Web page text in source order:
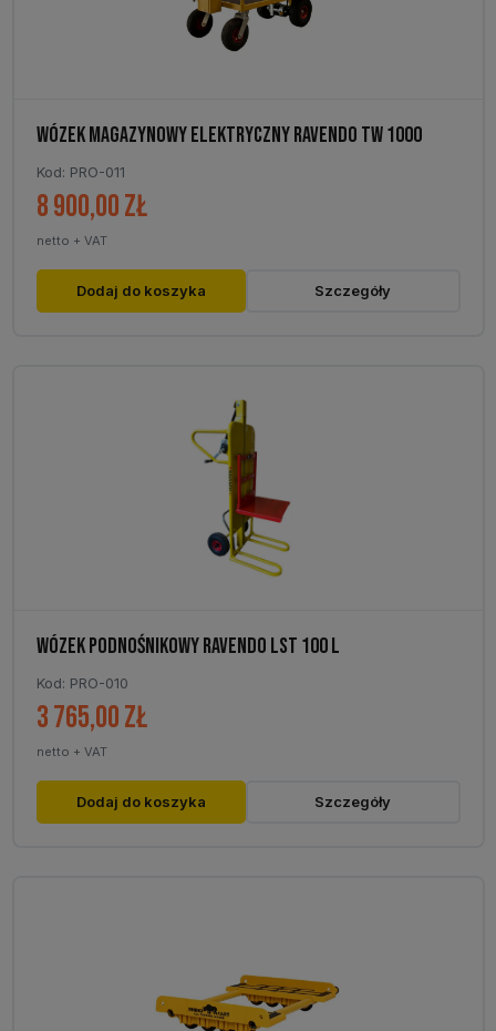
WÓZEK MAGAZYNOWY ELEKTRYCZNY RAVENDO TW 1000
Kod: PRO-011
8 900,00zł
netto + VAT
Dodaj do koszyka Szczegóły
WÓZEK PODNOŚNIKOWY RAVENDO LST 100 L
Kod: PRO-010
3 765,00zł
netto + VAT
Dodaj do koszyka Szczegóły